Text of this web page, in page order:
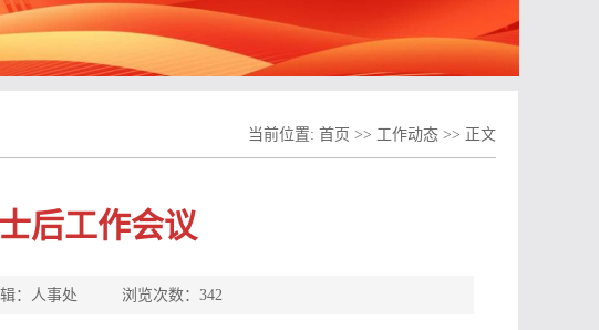
当前位置: 首页 >> 工作动态 >> 正文
后工作会议
辑：人事处 浏览次数： 342